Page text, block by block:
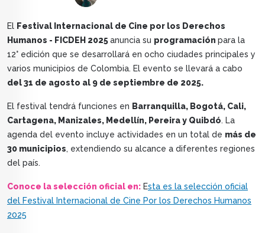
El Festival Internacional de Cine por los Derechos
Humanos - FICDEH 2025anuncia su programación para la
12° edición que se desarrollará en ocho ciudades principales y
varios municipios de Colombia. El evento se llevará a cabo
del 31 de agosto al 9 de septiembre de 2025.
El festival tendrá funciones en Barranquilla, Bogotá, Cali,
Cartagena, Manizales, Medellín, Pereira y Quibdó. La
agenda del evento incluye actividades en un total de más de
30 municipios, extendiendo su alcance a diferentes regiones
del país.
Conoce la selección oficial en: Esta es la selección oficial
del Festival Internacional de Cine Por los Derechos Humanos
2025